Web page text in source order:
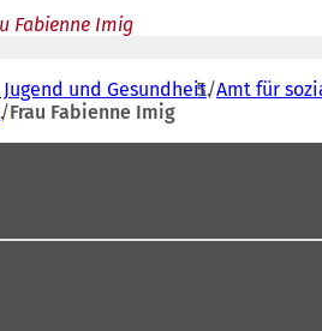
Fabienne Imig
und Gesundheit Amt für
Frau Fabienne Imig